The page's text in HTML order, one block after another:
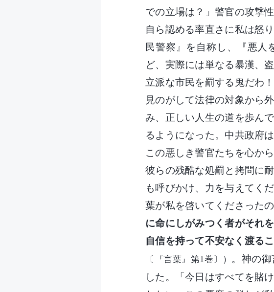
での立場は？」警官の攻撃
自ら認める率直さに私は怒
民警察』を自称し、『悪人
ど、実際には単なる暴漢、
立派な市民を罰する鬼だわ
見のがして法律の対象から
み、正しい人生の道を歩ん
るようになった。中共政府
この悪しき警官たちを心か
彼らの残酷な処罰と拷問に
も呼びかけ、力を与えてく
葉が私を啓いてくださった
に命にしがみつく者がそれ
自信を持って不安なく渡る
〔『言葉』第1巻〕） 。神の
した。「今日はすべてを賭